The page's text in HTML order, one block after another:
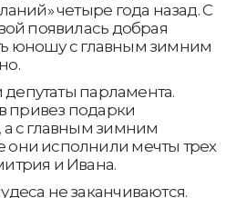
четыре года назад. С
появилась добрая
юношу с главным зимним
парламента.
подарки
а с главным зимним
они исполнили мечты трех
и Ивана.
не заканчиваются.